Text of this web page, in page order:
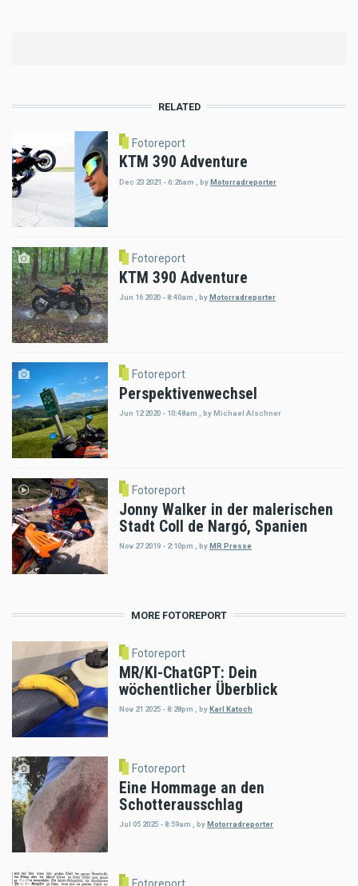
RELATED
Fotoreport
KTM 390 Adventure
Dec 23 2021 - 6:26am byMotorradreporter
Fotoreport
KTM 390 Adventure
Jun 16 2020 - 8:40am , by Motorradreporter
Fotoreport
Perspektivenwechsel
Jun 12 2020 - 10:48am byMichael Alschner
Fotoreport
Jonny Walker in der malerischen
Stadt Coll de Nargó, Spanien
Nov 27 2019 - 2:10pm byMR Presse
MORE FOTOREPORT
Fotoreport
MR/KI-ChatGPT: Dein
wöchentlicher Überblick
Nov 21 2025 - 8:28pm , byKarl Katoch
Fotoreport
Eine Hommage an den
Schotterausschlag
Jul 05 2025 - 8:59am byMotorradreporter
Fotoreport